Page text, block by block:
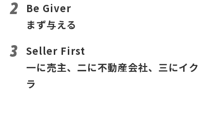
Be Giver
まず与える
Seller First
一に売主、二に不動産会社、三にイク
ラ